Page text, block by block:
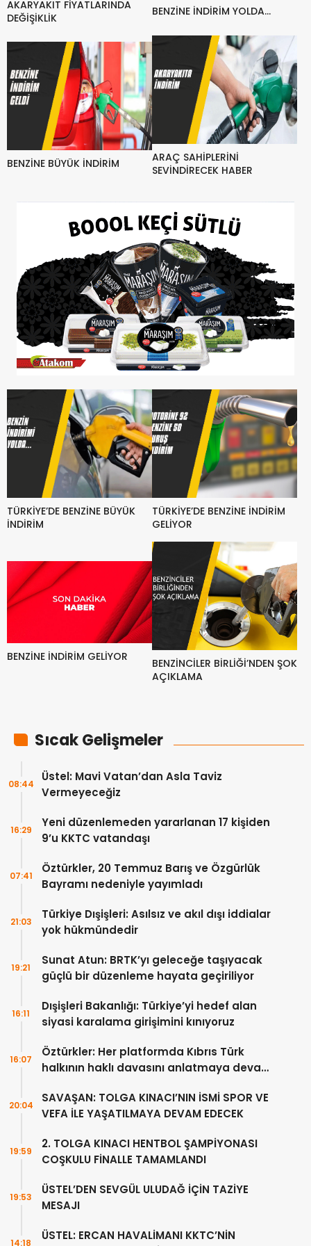
AKARYAKIT FİYATLARINDA
DEĞİŞİKLİK
BENZİNE İNDİRİM YOLDA…
BENZİNE BÜYÜK İNDİRİM
ARAÇ SAHİPLERİNİ
SEVİNDİRECEK HABER
TÜRKİYE’DE BENZİNE BÜYÜK
İNDİRİM
TÜRKİYE’DE BENZİNE İNDİRİM
GELİYOR
BENZİNE İNDİRİM GELİYOR
BENZİNCİLER BİRLİĞİ’NDEN ŞOK
AÇIKLAMA
Sıcak Gelişmeler
Üstel: Mavi Vatan’dan Asla Taviz
Vermeyeceğiz
08:44
Yeni düzenlemeden yararlanan 17 kişiden
9’u KKTC vatandaşı
16:29
Öztürkler, 20 Temmuz Barış ve Özgürlük
Bayramı nedeniyle yayımladı
07:41
Türkiye Dışişleri: Asılsız ve akıl dışı iddialar
yok hükmündedir
21:03
Sunat Atun: BRTK’yı geleceğe taşıyacak
güçlü bir düzenleme hayata geçiriliyor
19:21
Dışişleri Bakanlığı: Türkiye’yi hedef alan
siyasi karalama girişimini kınıyoruz
16:11
Öztürkler: Her platformda Kıbrıs Türk
halkının haklı davasını anlatmaya devam
16:07
SAVAŞAN: TOLGA KINACI’NIN İSMİ SPOR VE
VEFA İLE YAŞATILMAYA DEVAM EDECEK
20:04
2. TOLGA KINACI HENTBOL ŞAMPİYONASI
COŞKULU FİNALLE TAMAMLANDI
19:59
ÜSTEL’DEN SEVGÜL ULUDAĞ İÇİN TAZİYE
MESAJI
19:53
ÜSTEL: ERCAN HAVALİMANI KKTC’NİN
14:18